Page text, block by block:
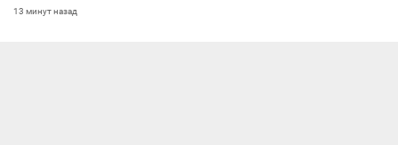
13 минут назад